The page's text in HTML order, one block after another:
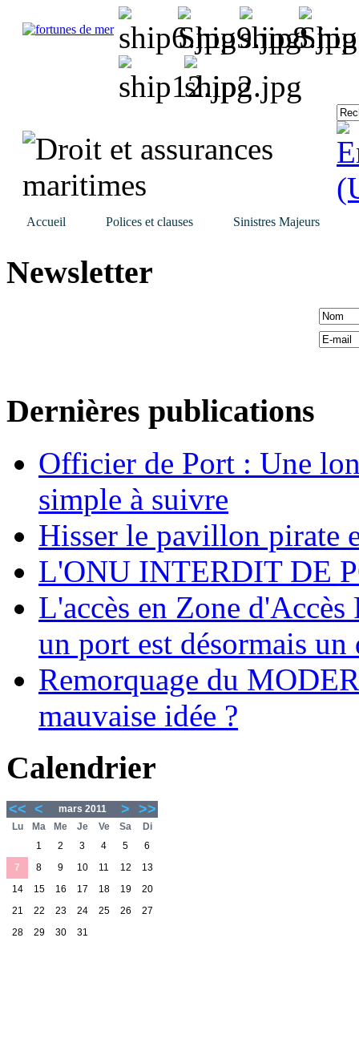
Accueil Polices et clauses Sinistres Majeurs
Newsletter
Dernières publications
Officier de Port : Une
simple à suivre
Hisser le pavillon pirate
L'ONU INTERDIT DE
L'accès en Zone
un port est désormais un
Remorquage du
mauvaise idée ?
Calendrier
<< < mars 2011 > >>
Lu Ma Me Je Ve Sa
Di
1
2 3 4 5
6
7
8 9 10 11 12
13
14
15 16 17 18 19
20
21
22 23 24 25 26
27
28
29 30 31